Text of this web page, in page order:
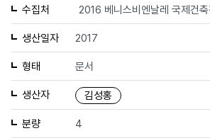
수집처 2016 베니스비엔날레 국제건
생산일자 2017
형태 문서
생산자 김성홍
분량 4